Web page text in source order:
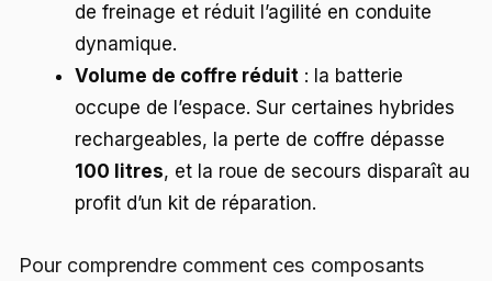
de freinage et réduit l’agilité en conduite
dynamique.
Volume de coffre réduit : la batterie
occupe de l’espace. Sur certaines hybrides
rechargeables, la perte de coffre dépasse
100 litres, et la roue de secours disparaît au
profit d’un kit de réparation.
Pour comprendre comment ces composants